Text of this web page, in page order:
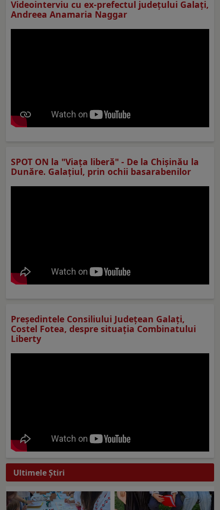
Videointerviu cu ex-prefectul judeţului Galaţi,
Andreea Anamaria Naggar
SPOT ON la "Viaţa liberă" - De la Chișinău la
Dunăre. Galațiul, prin ochii basarabenilor
Preşedintele Consiliului Judeţean Galaţi,
Costel Fotea, despre situaţia Combinatului
Liberty
Ultimele Ştiri